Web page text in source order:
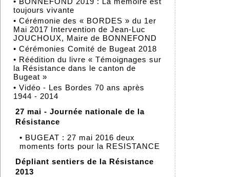
toujours vivante
• Cérémonie des « BORDES » du 1er
Mai 2017 Intervention de Jean-Luc
JOUCHOUX, Maire de BONNEFOND
• Cérémonies Comité de Bugeat 2018
• Réédition du livre « Témoignages sur
la Résistance dans le canton de
Bugeat »
• Vidéo - Les Bordes 70 ans après
1944 - 2014
27 mai - Journée nationale de la
Résistance
• BUGEAT : 27 mai 2016 deux
moments forts pour la RESISTANCE
Dépliant sentiers de la Résistance
2013